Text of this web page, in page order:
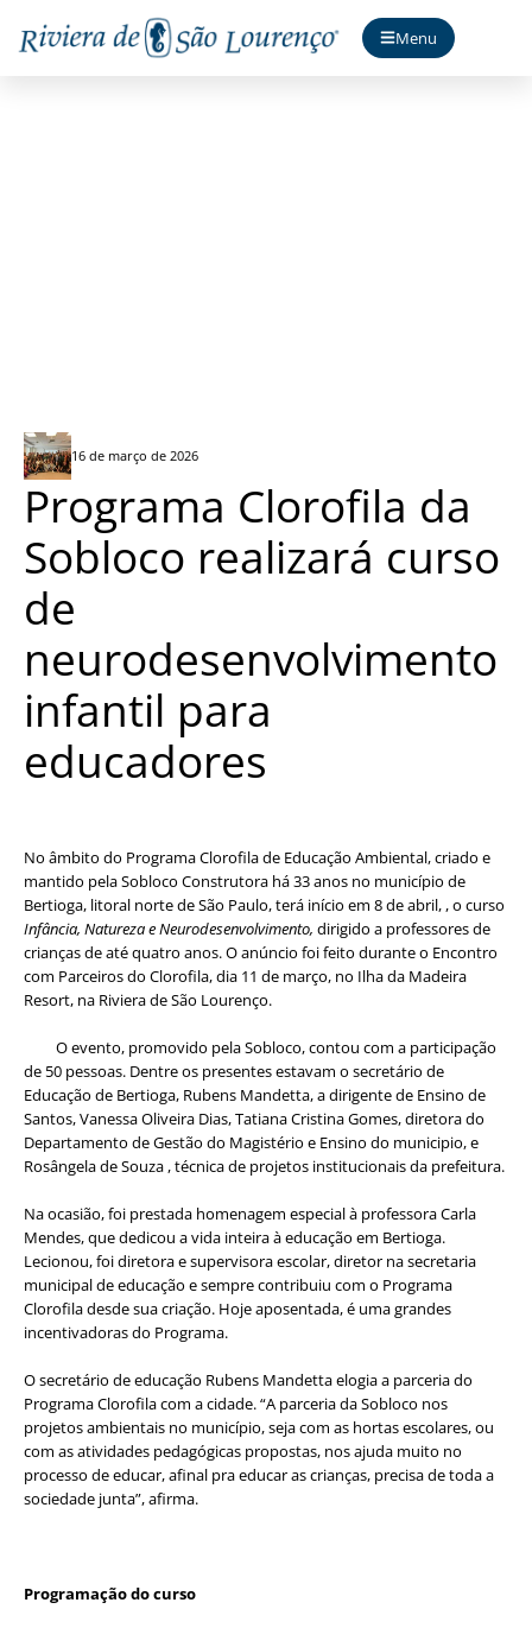
Menu
16 de março de 2026
Programa Clorofila da
Sobloco realizará curso
de
neurodesenvolvimento
infantil para
educadores
No âmbito do Programa Clorofila de Educação Ambiental, criado e
mantido pela Sobloco Construtora há 33 anos no município de
Bertioga, litoral norte de São Paulo, terá início em 8 de abril, , o curso
Infância, Natureza e Neurodesenvolvimento, dirigido a professores de
crianças de até quatro anos. O anúncio foi feito durante o Encontro
com Parceiros do Clorofila, dia 11 de março, no Ilha da Madeira
Resort, na Riviera de São Lourenço.
O evento, promovido pela Sobloco, contou com a participação
de 50 pessoas. Dentre os presentes estavam o secretário de
Educação de Bertioga, Rubens Mandetta, a dirigente de Ensino de
Santos, Vanessa Oliveira Dias, Tatiana Cristina Gomes, diretora do
Departamento de Gestão do Magistério e Ensino do municipio, e
Rosângela de Souza , técnica de projetos institucionais da prefeitura.
Na ocasião, foi prestada homenagem especial à professora Carla
Mendes, que dedicou a vida inteira à educação em Bertioga.
Lecionou, foi diretora e supervisora escolar, diretor na secretaria
municipal de educação e sempre contribuiu com o Programa
Clorofila desde sua criação. Hoje aposentada, é uma grandes
incentivadoras do Programa.
O secretário de educação Rubens Mandetta elogia a parceria do
Programa Clorofila com a cidade. “A parceria da Sobloco nos
projetos ambientais no município, seja com as hortas escolares, ou
com as atividades pedagógicas propostas, nos ajuda muito no
processo de educar, afinal pra educar as crianças, precisa de toda a
sociedade junta”, afirma.
Programação do curso